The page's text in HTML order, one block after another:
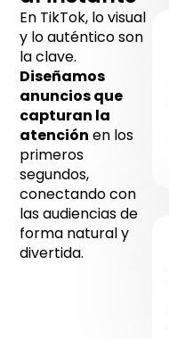
En TikTok, lo visual
y lo auténtico son
la clave.
Diseñamos
anuncios que
capturan la
atención en los
primeros
segundos,
conectando con
las audiencias de
forma natural y
divertida.